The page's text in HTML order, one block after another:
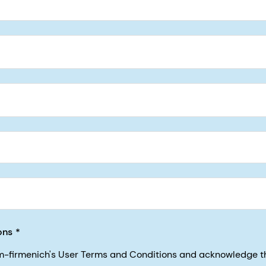
San Francisco, California, US
firmenich's User Terms and Conditions and acknowledge